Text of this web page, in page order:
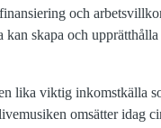
och
skapa och
lika viktig inkomstkälla
omsätter idag